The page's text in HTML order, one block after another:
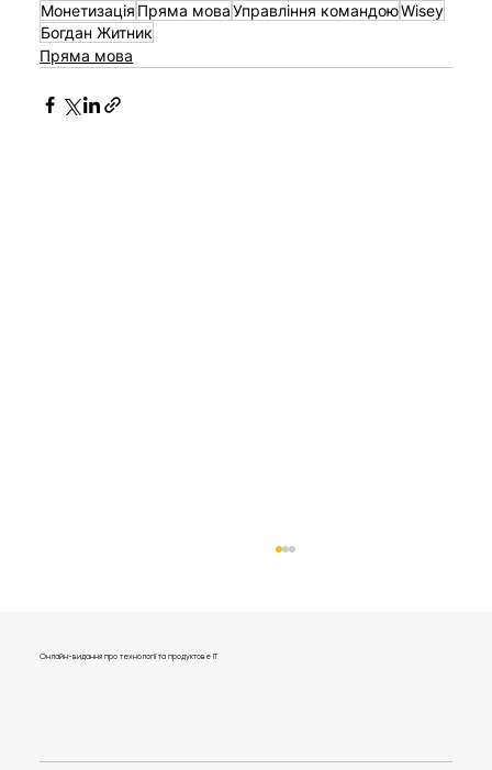
Монетизація Пряма моваУправління командоюWisey
Богдан Житник
Пряма мова
Онлайн-видання про технології та продуктове IT